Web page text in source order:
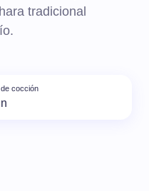
tradicional
cocción